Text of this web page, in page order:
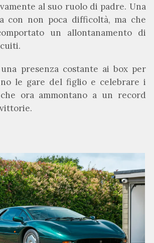
al suo ruolo di padre. Una
con non poca difficoltà, ma che
un allontanamento di
presenza costante ai box per
le gare del figlio e celebrare i
ora ammontano a un record